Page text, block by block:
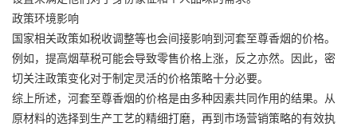
政策环境影响
国家相关政策如税收调整等也会间接影响到河套至尊香烟的价格。
例如，提高烟草税可能会导致零售价格上涨，反之亦然。因此，密
切关注政策变化对于制定灵活的价格策略十分必要。
综上所述，河套至尊香烟的价格是由多种因素共同作用的结果。从
原材料的选择到生产工艺的精细打磨，再到市场营销策略的有效执